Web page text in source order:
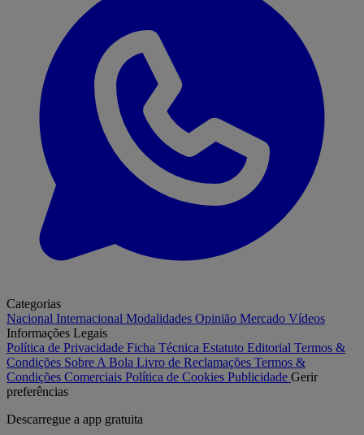
Categorias
Nacional Internacional Modalidades Opinião Mercado Vídeos
Informações Legais
Política de Privacidade Ficha Técnica Estatuto Editorial Termos &
Condições Sobre A Bola Livro de Reclamações Termos &
Condições Comerciais Política de Cookies Publicidade Gerir
preferências
Descarregue a app gratuita